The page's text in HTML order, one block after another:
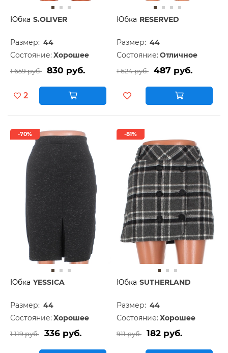
Юбка S.OLIVER
Размер: 44
Состояние: Хорошее
1 659 руб. 830 руб.
2
Юбка RESERVED
Размер: 44
Состояние: Отличное
1 624 руб. 487 руб.
-70%
Юбка YESSICA
Размер: 44
Состояние: Хорошее
1 119 руб. 336 руб.
-81%
Юбка SUTHERLAND
Размер: 44
Состояние: Хорошее
911 руб. 182 руб.